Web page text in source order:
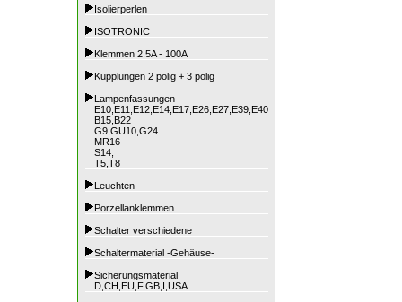
Isolierperlen
ISOTRONIC
Klemmen 2.5A - 100A
Kupplungen 2 polig + 3 polig
Lampenfassungen
E10,E11,E12,E14,E17,E26,E27,E39,E40
B15,B22
G9,GU10,G24
MR16
S14,
T5,T8
Leuchten
Porzellanklemmen
Schalter verschiedene
Schaltermaterial -Gehäuse-
Sicherungsmaterial
D,CH,EU,F,GB,I,USA